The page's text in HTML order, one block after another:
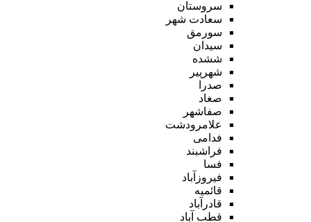
سروستان
سعادت شهر
سورمق
سیدان
ششده
شهرپیر
صدرا
صغاد
صفاشهر
علامرودشت
فدامی
فراشبند
فسا
فیروزآباد
قائمیه
قادرآباد
قطب آباد